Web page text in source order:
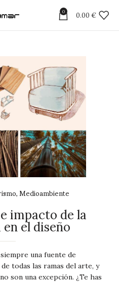
0 0.00 €
, Medioambiente
impacto de la
el diseño
una fuente de
todas las ramas del arte, y
son una excepción. ¿Te has